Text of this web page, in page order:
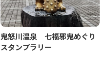
鬼怒川温泉 七福邪鬼めぐり
スタンプラリー